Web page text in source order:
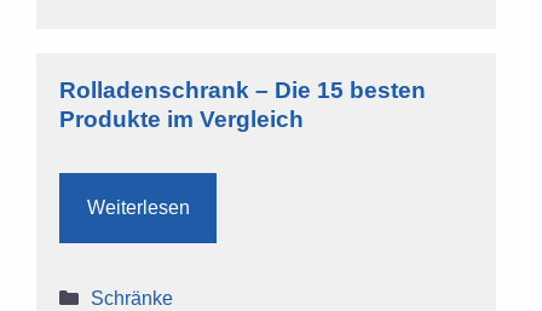
Rolladenschrank – Die 15 besten
Produkte im Vergleich
Weiterlesen
Kategorien
Schränke